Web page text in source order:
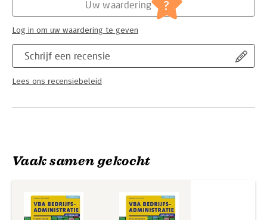
Schrijf een recensie
Lees ons recensiebeleid
Uw waardering ?
Log in om uw waardering te geven
Vaak samen gekocht